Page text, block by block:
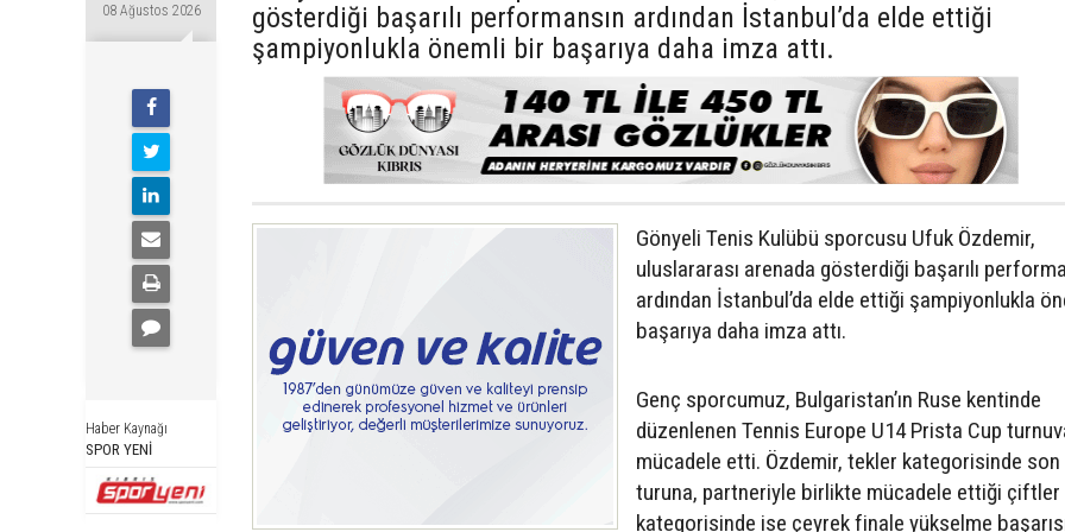
08 Ağustos 2026
Haber Kaynağı
SPOR YENİ
gösterdiği başarılı performansın ardından İstanbul’da elde ettiği
şampiyonlukla önemli bir başarıya daha imza attı.
Gönyeli Tenis Kulübü sporcusu Ufuk Özdemir,
uluslararası arenada gösterdiği başarılı
ardından İstanbul’da elde ettiği şampiyonlukla
başarıya daha imza attı.
Genç sporcumuz, Bulgaristan’ın Ruse kentinde
düzenlenen Tennis Europe U14 Prista Cup
mücadele etti. Özdemir, tekler kategorisinde son
turuna, partneriyle birlikte mücadele ettiği çiftler
kategorisinde ise çeyrek finale yükselme